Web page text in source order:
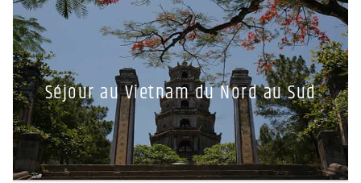
Séjour au Vietnam du Nord au Sud